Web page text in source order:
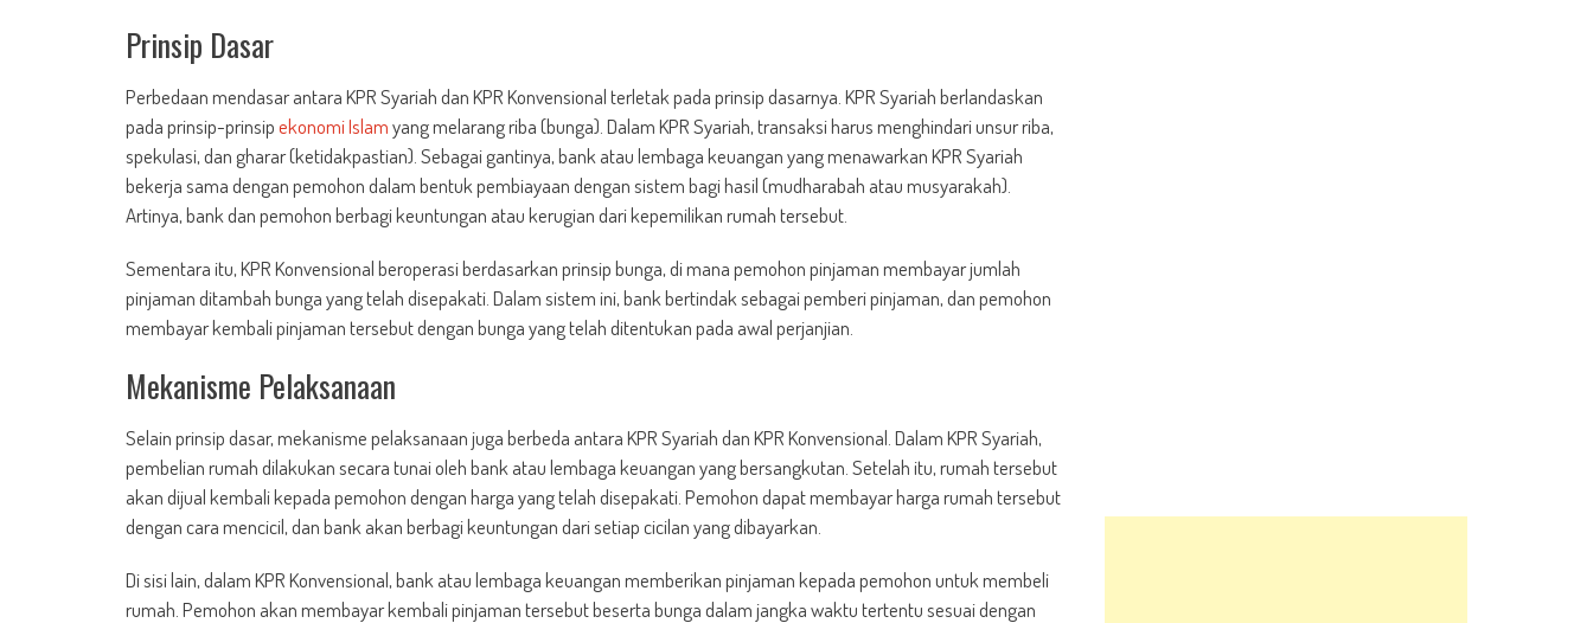
Prinsip Dasar
Perbedaan mendasar antara KPR Syariah dan KPR Konvensional terletak pada prinsip dasarnya. KPR Syariah berlandaskan
pada prinsip-prinsipekonomiIslamyang melarang riba (bunga). Dalam KPR Syariah, transaksi harus menghindari unsur riba,
spekulasi, dan gharar (ketidakpastian). Sebagai gantinya, bank atau lembaga keuangan yang menawarkan KPR Syariah
bekerja sama dengan pemohon dalam bentuk pembiayaan dengan sistem bagi hasil (mudharabah atau musyarakah).
Artinya, bank dan pemohon berbagi keuntungan atau kerugian dari kepemilikan rumah tersebut.
Sementara itu, KPR Konvensional beroperasi berdasarkan prinsip bunga, di mana pemohon pinjaman membayar jumlah
pinjaman ditambah bunga yang telah disepakati. Dalam sistem ini, bank bertindak sebagai pemberi pinjaman, dan pemohon
membayar kembali pinjaman tersebut dengan bunga yang telah ditentukan pada awal perjanjian.
Mekanisme Pelaksanaan
Selain prinsip dasar, mekanisme pelaksanaan juga berbeda antara KPR Syariah dan KPR Konvensional. Dalam KPR Syariah,
pembelian rumah dilakukan secara tunai oleh bank atau lembaga keuangan yang bersangkutan. Setelah itu, rumah tersebut
akan dijual kembali kepada pemohon dengan harga yang telah disepakati. Pemohon dapat membayar harga rumah tersebut
dengan cara mencicil, dan bank akan berbagi keuntungan dari setiap cicilan yang dibayarkan.
Di sisi lain, dalam KPR Konvensional, bank atau lembaga keuangan memberikan pinjaman kepada pemohon untuk membeli
rumah. Pemohon akan membayar kembali pinjaman tersebut beserta bunga dalam jangka waktu tertentu sesuai dengan